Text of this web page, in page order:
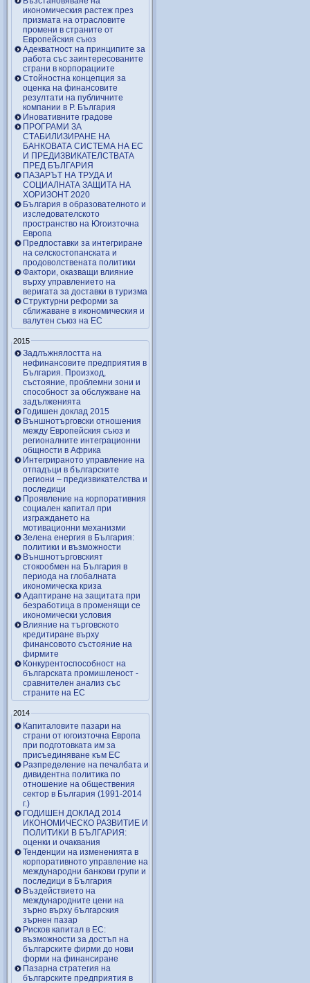
икономическия растеж през
призмата на отрасловите
промени в страните от
Европейския съюз
Адекватност на принципите за
работа със заинтересованите
страни в корпорациите
Стойностна концепция за
оценка на финансовите
резултати на публичните
компании в Р. България
Иновативните градове
ПРОГРАМИ ЗА
СТАБИЛИЗИРАНЕ НА
БАНКОВАТА СИСТЕМА НА ЕС
И ПРЕДИЗВИКАТЕЛСТВАТА
ПРЕД БЪЛГАРИЯ
ПАЗАРЪТ НА ТРУДА И
СОЦИАЛНАТА ЗАЩИТА НА
ХОРИЗОНТ 2020
България в образователното и
изследователското
пространство на Югоизточна
Европа
Предпоставки за интегриране
на селскостопанската и
продоволствената политики
Фактори, оказващи влияние
върху управлението на
веригата за доставки в туризма
Структурни реформи за
сближаване в икономическия и
валутен съюз на ЕС
2015
Задлъжнялостта на
нефинансовите предприятия в
България. Произход,
състояние, проблемни зони и
способност за обслужване на
задълженията
Годишен доклад 2015
Външнотърговски отношения
между Европейския съюз и
регионалните интеграционни
общности в Африка
Интегрираното управление на
отпадъци в българските
региони – предизвикателства и
последици
Проявление на корпоративния
социален капитал при
изграждането на
мотивационни механизми
Зелена енергия в България:
политики и възможности
Външнотърговският
стокообмен на България в
периода на глобалната
икономическа криза
Адаптиране на защитата при
безработица в променящи се
икономически условия
Влияние на търговското
кредитиране върху
финансовото състояние на
фирмите
Конкурентоспособност на
българската промишленост -
сравнителен анализ със
страните на ЕС
2014
Капиталовите пазари на
страни от югоизточна Европа
при подготовката им за
присъединяване към ЕС
Разпределение на печалбата и
дивидентна политика по
отношение на обществения
сектор в България (1991-2014
г.)
ГОДИШЕН ДОКЛАД 2014
ИКОНОМИЧЕСКО РАЗВИТИЕ И
ПОЛИТИКИ В БЪЛГАРИЯ:
оценки и очаквания
Тенденции на измененията в
корпоративното управление на
международни банкови групи и
последици в България
Въздействието на
международните цени на
зърно върху българския
зърнен пазар
Рисков капитал в ЕС:
възможности за достъп на
българските фирми до нови
форми на финансиране
Пазарна стратегия на
българските предприятия в